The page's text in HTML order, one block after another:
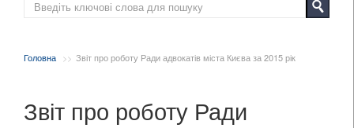
Головна Звіт про роботу Ради адвокатів міста Києва за 2015 рік
Звіт про роботу Ради